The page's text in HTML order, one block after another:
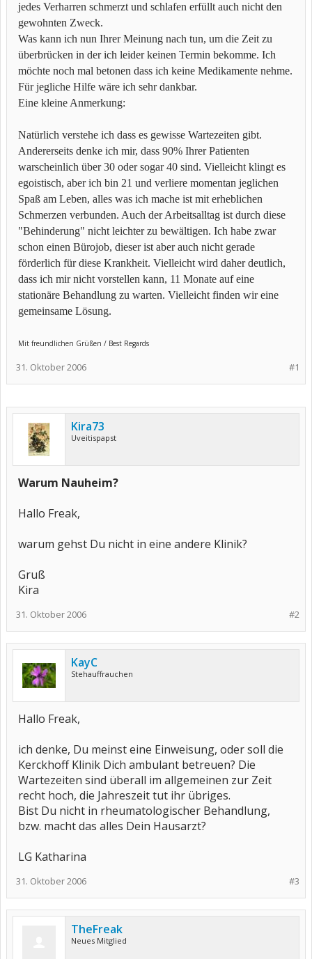
jedes Verharren schmerzt und schlafen erfüllt auch nicht den
gewohnten Zweck.
Was kann ich nun Ihrer Meinung nach tun, um die Zeit zu
überbrücken in der ich leider keinen Termin bekomme. Ich
möchte noch mal betonen dass ich keine Medikamente nehme.
Für jegliche Hilfe wäre ich sehr dankbar.
Eine kleine Anmerkung:
Natürlich verstehe ich dass es gewisse Wartezeiten gibt.
Andererseits denke ich mir, dass 90% Ihrer Patienten
warscheinlich über 30 oder sogar 40 sind. Vielleicht klingt es
egoistisch, aber ich bin 21 und verliere momentan jeglichen
Spaß am Leben, alles was ich mache ist mit erheblichen
Schmerzen verbunden. Auch der Arbeitsalltag ist durch diese
"Behinderung" nicht leichter zu bewältigen. Ich habe zwar
schon einen Bürojob, dieser ist aber auch nicht gerade
förderlich für diese Krankheit. Vielleicht wird daher deutlich,
dass ich mir nicht vorstellen kann, 11 Monate auf eine
stationäre Behandlung zu warten. Vielleicht finden wir eine
gemeinsame Lösung.
Mit freundlichen Grüßen / Best Regards
#1
31. Oktober 2006
Kira73
Uveitispapst
Warum Nauheim?
Hallo Freak,
warum gehst Du nicht in eine andere Klinik?
Gruß
Kira
#2
31. Oktober 2006
KayC
Stehauffrauchen
Hallo Freak,
ich denke, Du meinst eine Einweisung, oder soll die
Kerckhoff Klinik Dich ambulant betreuen? Die
Wartezeiten sind überall im allgemeinen zur Zeit
recht hoch, die Jahreszeit tut ihr übriges.
Bist Du nicht in rheumatologischer Behandlung,
bzw. macht das alles Dein Hausarzt?
LG Katharina
#3
31. Oktober 2006
TheFreak
Neues Mitglied